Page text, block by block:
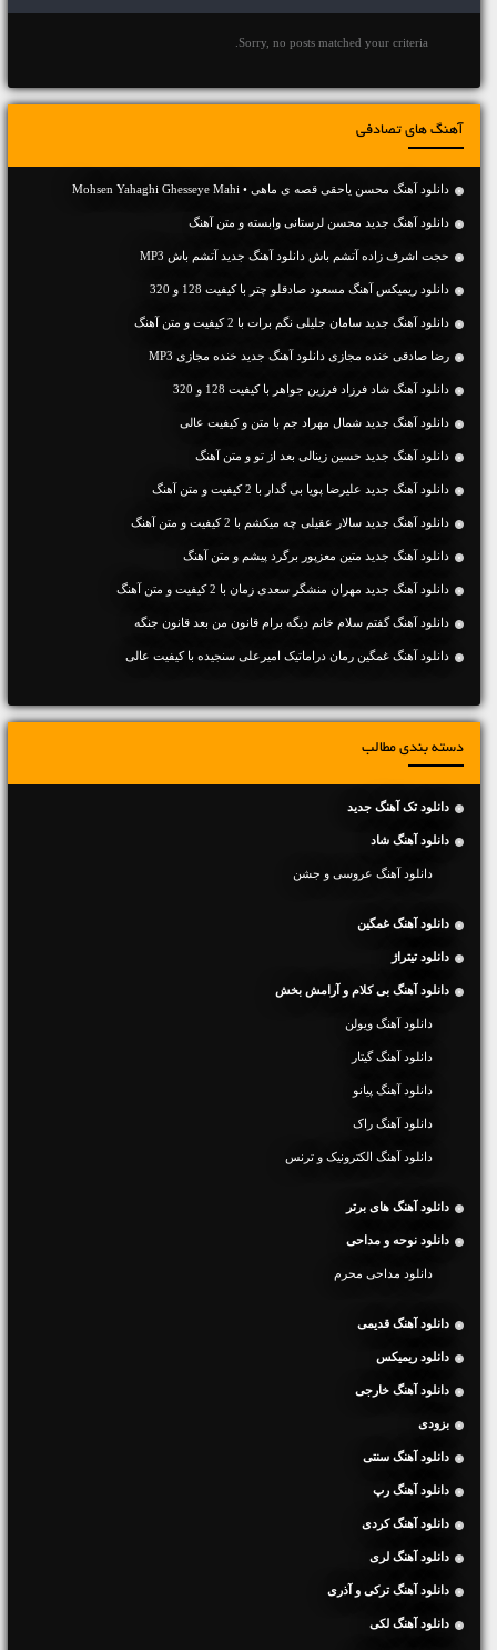
Sorry, no posts matched your criteria.
آهنگ های تصادفی
دانلود آهنگ محسن یاحقی قصه ی ماهی • Mohsen Yahaghi Ghesseye Mahi
دانلود آهنگ جديد محسن لرستانی وابسته و متن آهنگ
حجت اشرف زاده آتشم باش دانلود آهنگ جدید آتشم باش MP3
دانلود ریمیکس آهنگ مسعود صادقلو چتر با کیفیت 128 و 320
دانلود آهنگ جديد سامان جلیلی نگم برات با 2 کیفیت و متن آهنگ
رضا صادقی خنده مجازی دانلود آهنگ جدید خنده مجازی MP3
دانلود آهنگ شاد فرزاد فرزین جواهر با کیفیت 128 و 320
دانلود آهنگ جديد شمال مهراد جم با متن و کیفیت عالی
دانلود آهنگ جديد حسین زینالی بعد از تو و متن آهنگ
دانلود آهنگ جديد علیرضا پویا بی گدار با 2 کیفیت و متن آهنگ
دانلود آهنگ جديد سالار عقیلی چه میکشم با 2 کیفیت و متن آهنگ
دانلود آهنگ جديد متین معزپور برگرد پیشم و متن آهنگ
دانلود آهنگ جديد مهران منشگر سعدی زمان با 2 کیفیت و متن آهنگ
دانلود آهنگ گفتم سلام خانم دیگه برام قانون من بعد قانون جنگه
دانلود آهنگ غمگین رمان دراماتیک امیرعلی سنجیده با کیفیت عالی
دسته بندی مطالب
دانلود تک آهنگ جدید
دانلود آهنگ شاد
دانلود آهنگ عروسی و جشن
دانلود آهنگ غمگین
دانلود تیتراژ
دانلود آهنگ بی کلام و آرامش بخش
دانلود آهنگ ویولن
دانلود آهنگ گیتار
دانلود آهنگ پیانو
دانلود آهنگ راک
دانلود آهنگ الکترونیک و ترنس
دانلود آهنگ های برتر
دانلود نوحه و مداحی
دانلود مداحی محرم
دانلود آهنگ قدیمی
دانلود ریمیکس
دانلود آهنگ خارجی
بزودی
دانلود آهنگ سنتی
دانلود آهنگ رپ
دانلود آهنگ کردی
دانلود آهنگ لری
دانلود آهنگ ترکی و آذری
دانلود آهنگ لکی